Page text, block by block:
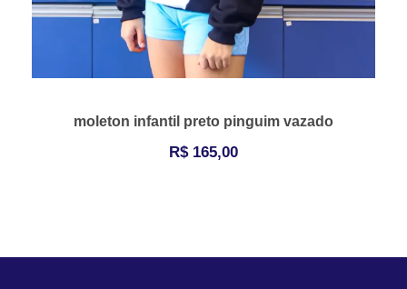
moleton infantil preto pinguim vazado
R$165,00